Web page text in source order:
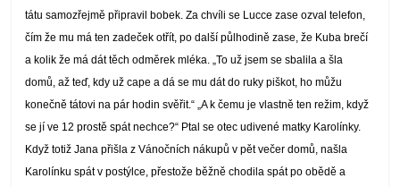
tátu samozřejmě připravil bobek. Za chvíli se Lucce zase ozval telefon,
čím že mu má ten zadeček otřít, po další půlhodině zase, že Kuba brečí
a kolik že má dát těch odměrek mléka. „To už jsem se sbalila a šla
domů, až teď, kdy už cape a dá se mu dát do ruky piškot, ho můžu
konečně tátovi na pár hodin svěřit.“ „A k čemu je vlastně ten režim, když
se jí ve 12 prostě spát nechce?“ Ptal se otec udivené matky Karolínky.
Když totiž Jana přišla z Vánočních nákupů v pět večer domů, našla
Karolínku spát v postýlce, přestože běžně chodila spát po obědě a